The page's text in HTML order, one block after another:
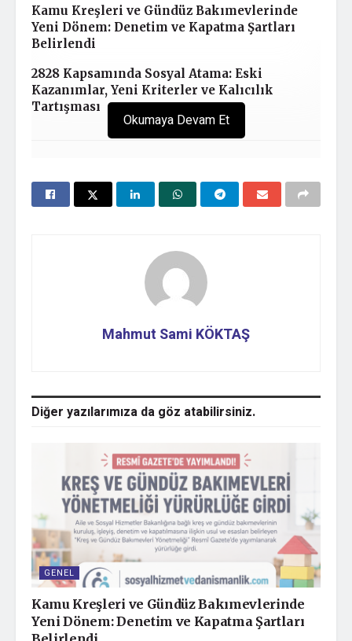
Kamu Kreşleri ve Gündüz Bakımevlerinde
Yeni Dönem: Denetim ve Kapatma Şartları
Belirlendi
2828 Kapsamında Sosyal Atama: Eski
Kazanımlar, Yeni Kriterler ve Kalıcılık
Tartışması
Authors:
Brian, Sheldon
1995
Routledge
http://10.6.20.12:80/handle/
Appears in Collections:
Social Work
Facebook
X
Okumaya Devam Et
Mahmut Sami KÖKTAŞ
Diğer yazılarımıza da göz atabilirsiniz.
GENEL
Kamu Kreşleri ve Gündüz Bakımevlerinde
Yeni Dönem: Denetim ve Kapatma Şartları